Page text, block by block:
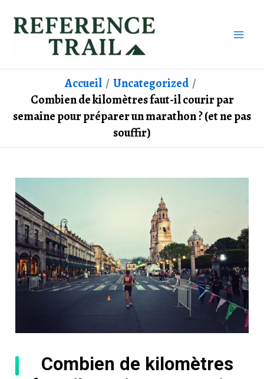
Accueil
Uncategorized
Combien de kilomètres faut-il courir par
semaine pour préparer un marathon ? (et ne pas
souffir)
Combien de kilomètres